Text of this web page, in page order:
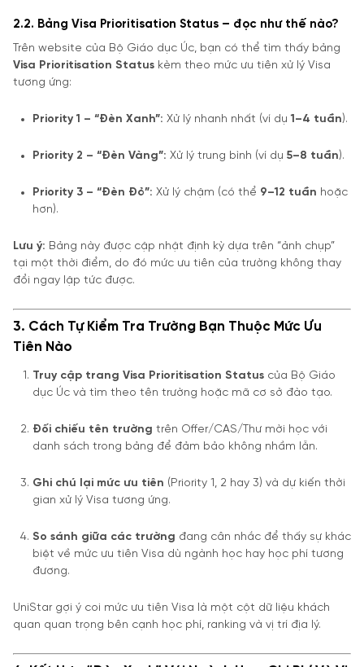
2.2. Bảng Visa Prioritisation Status – đọc như thế nào?
Trên website của Bộ Giáo dục Úc, bạn có thể tìm thấy bảng
Visa Prioritisation Status kèm theo mức ưu tiên xử lý Visa
tương ứng:
Priority 1 – “Đèn Xanh”: Xử lý nhanh nhất (ví dụ1–4 tuần).
Priority 2 – “Đèn Vàng”: Xử lý trung bình (ví dụ 5–8 tuần).
Priority 3 – “Đèn Đỏ”: Xử lý chậm (có thể 9–12 tuần hoặc
hơn).
Lưu ý: Bảng này được cập nhật định kỳ dựa trên “ảnh chụp”
tại một thời điểm, do đó mức ưu tiên của trường không thay
đổi ngay lập tức được.
3. Cách Tự Kiểm Tra Trường Bạn Thuộc Mức Ưu
Tiên Nào
Truy cập trang Visa Prioritisation Status của Bộ Giáo
dục Úc và tìm theo tên trường hoặc mã cơ sở đào tạo.
Đối chiếu tên trường trên Offer/CAS/Thư mời học với
danh sách trong bảng để đảm bảo không nhầm lẫn.
Ghi chú lại mức ưu tiên (Priority 1, 2 hay 3) và dự kiến thời
gian xử lý Visa tương ứng.
So sánh giữa các trường đang cân nhắc để thấy sự khác
biệt về mức ưu tiên Visa dù ngành học hay học phí tương
đương.
UniStar gợi ý coi mức ưu tiên Visa là một cột dữ liệu khách
quan quan trọng bên cạnh học phí, ranking và vị trí địa lý.